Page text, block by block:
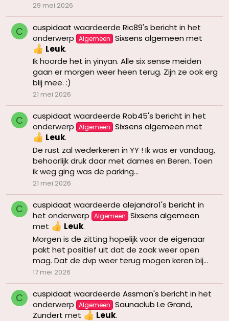
29 mei 2026
C cuspidaat waardeerde Ric89's bericht in het
onderwerp Algemeen Sixsens algemeen met
Leuk.
Ik hoorde het in yinyan. Alle six sense meiden
gaan er morgen weer heen terug. Zijn ze ook erg
blij mee. :)
21 mei 2026
C cuspidaat waardeerde Rob45's bericht in het
onderwerp Algemeen Sixsens algemeen met
Leuk.
De rust zal wederkeren in YY ! Ik was er vandaag,
behoorlijk druk daar met dames en Beren. Toen
ik weg ging was de parking...
21 mei 2026
C cuspidaat waardeerde alejandro1's bericht in
het onderwerp Algemeen
Sixsens algemeen
met
Leuk.
Morgen is de zitting hopelijk voor de eigenaar
pakt het positief uit dat de zaak weer open
mag. Dat de dvp weer terug mogen keren bij...
17 mei 2026
C cuspidaat waardeerde Assman's bericht in het
onderwerp Algemeen
Saunaclub Le Grand,
Zundert met Leuk.